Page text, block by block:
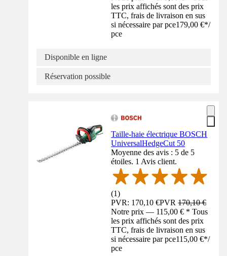
les prix affichés sont des prix
TTC, frais de livraison en sus
si nécessaire par pce179,00 €*/
pce
Disponible en ligne
Réservation possible
Taille-haie électrique BOSCH
UniversalHedgeCut 50
Moyenne des avis : 5 de 5
étoiles. 1 Avis client.
(1)
PVR: 170,10 €PVR170,10 €
Notre prix — 115,00 € * Tous
les prix affichés sont des prix
TTC, frais de livraison en sus
si nécessaire par pce115,00 €*/
pce